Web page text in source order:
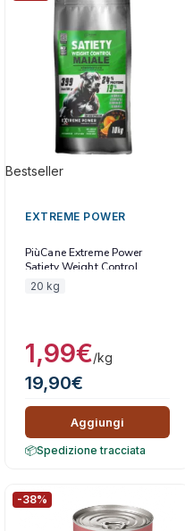
Bestseller
EXTREME POWER
PiùCane Extreme Power
Satiety Weight Control
20 kg
19,90€
1,99€/kg
Aggiungi
Spedizione tracciata
-38%